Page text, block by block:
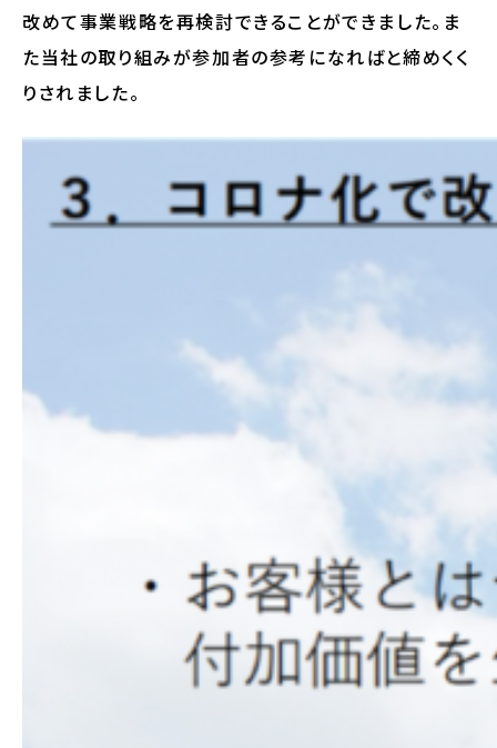
改めて事業戦略を再検討できることができました。ま
た当社の取り組みが参加者の参考になればと締めくく
りされました。